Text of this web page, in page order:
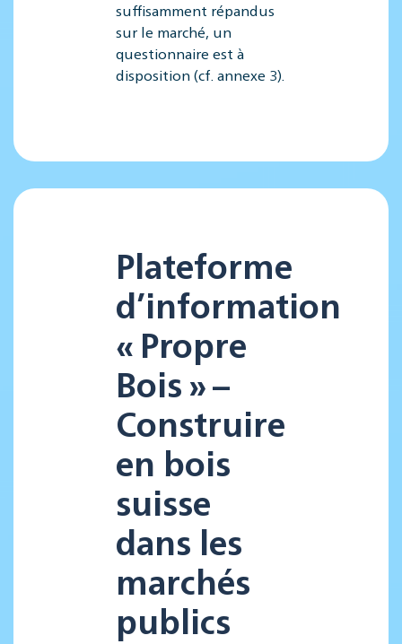
suffisamment répandus
sur le marché, un
questionnaire est à
disposition (cf. annexe 3).
Plateforme
d’information
« Propre
Bois » –
Construire
en bois
suisse
dans les
marchés
publics